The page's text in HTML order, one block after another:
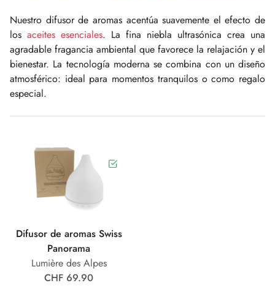
Nuestro difusor de aromas acentúa suavemente el efecto de
los aceites esenciales. La fina niebla ultrasónica crea una
agradable fragancia ambiental que favorece la relajación y el
bienestar. La tecnología moderna se combina con un diseño
atmosférico: ideal para momentos tranquilos o como regalo
especial.
Difusor de aromas Swiss
Panorama
Lumière des Alpes
CHF 69.90